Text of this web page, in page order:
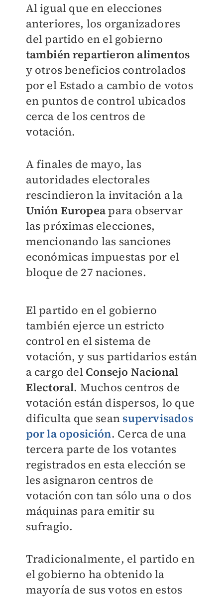
Al igual que en elecciones
anteriores, los organizadores
del partido en el gobierno
también repartieron alimentos
y otros beneficios controlados
por el Estado a cambio de votos
en puntos de control ubicados
cerca de los centros de
votación.
A finales de mayo, las
autoridades electorales
rescindieron la invitación a la
Unión Europea para observar
las próximas elecciones,
mencionando las sanciones
económicas impuestas por el
bloque de 27 naciones.
El partido en el gobierno
también ejerce un estricto
control en el sistema de
votación, y sus partidarios están
a cargo del Consejo Nacional
Electoral. Muchos centros de
votación están dispersos, lo que
dificulta que sean supervisados
por la oposición. Cerca de una
tercera parte de los votantes
registrados en esta elección se
les asignaron centros de
votación con tan sólo una o dos
máquinas para emitir su
sufragio.
Tradicionalmente, el partido en
el gobierno ha obtenido la
mayoría de sus votos en estos